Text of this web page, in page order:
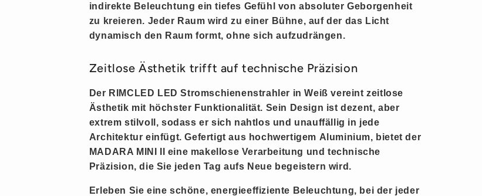
indirekte Beleuchtung ein tiefes Gefühl von absoluterGeborgenheit
zu kreieren. Jeder Raum wird zu einer Bühne, auf der das Licht
dynamisch den Raum formt, ohne sich aufzudrängen.
Zeitlose Ästhetik trifft auf technische Präzision
Der RIMCLED LED Stromschienenstrahler in Weiß vereintzeitlose
Ästhetik mit höchster Funktionalität. Sein Design istdezent, aber
extrem stilvoll , sodass er sich nahtlos und unauffällig in jede
Architektur einfügt. Gefertigt aus hochwertigem Aluminium, bietet der
MADARA MINI II eine makellose Verarbeitung und technische
Präzision, die Sie jeden Tag aufs Neue begeistern wird.
Erleben Sie eine schöne, energieeffiziente Beleuchtung, bei der jeder